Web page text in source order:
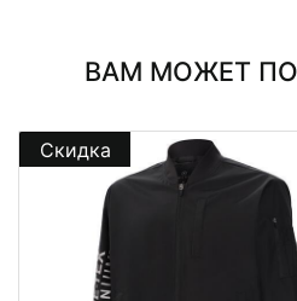
ВАМ МОЖЕТ
Скидка